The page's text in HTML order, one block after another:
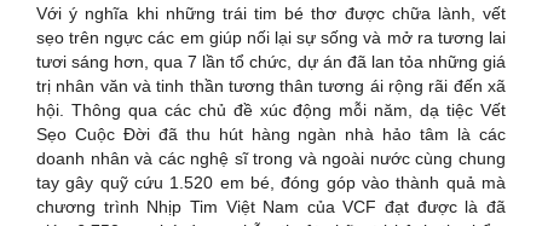
Với ý nghĩa khi những trái tim bé thơ được chữa lành, vết
sẹo trên ngực các em giúp nối lại sự sống và mở ra tương lai
tươi sáng hơn, qua 7 lần tổ chức, dự án đã lan tỏa những giá
trị nhân văn và tinh thần tương thân tương ái rộng rãi đến xã
hội. Thông qua các chủ đề xúc động mỗi năm, dạ tiệc Vết
Sẹo Cuộc Đời đã thu hút hàng ngàn nhà hảo tâm là các
doanh nhân và các nghệ sĩ trong và ngoài nước cùng chung
tay gây quỹ cứu 1.520 em bé, đóng góp vào thành quả mà
chương trình Nhịp Tim Việt Nam của VCF đạt được là đã